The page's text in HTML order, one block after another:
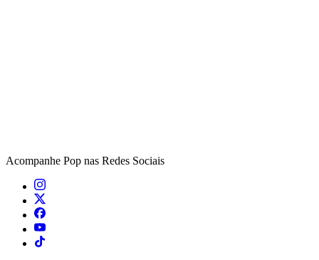
Acompanhe Pop nas Redes Sociais